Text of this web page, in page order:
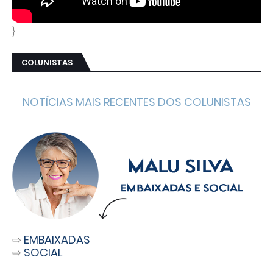
}
COLUNISTAS
NOTÍCIAS MAIS RECENTES DOS COLUNISTAS
⇨ EMBAIXADAS
⇨ SOCIAL